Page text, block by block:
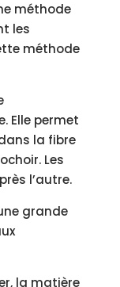
méthode
les
méthode
Elle permet
la fibre
Les
l’autre.
grande
la matière